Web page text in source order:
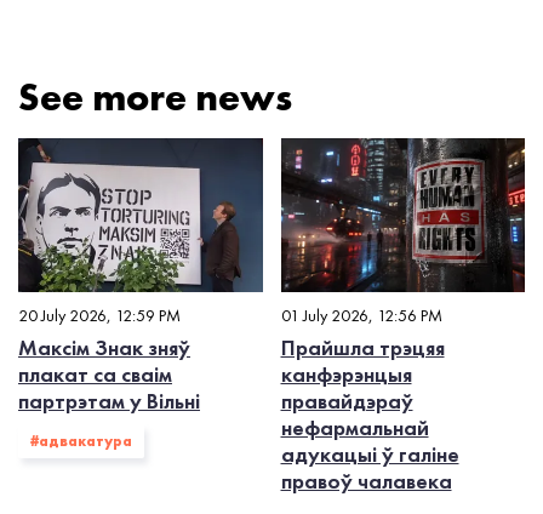
See more news
20 July 2026, 12:59 PM
Максім Знак зняў
плакат са сваім
партрэтам у Вільні
#адвакатура
01 July 2026, 12:56 PM
Прайшла трэцяя
канфэрэнцыя
правайдэраў
нефармальнай
адукацыі ў галіне
правоў чалавека